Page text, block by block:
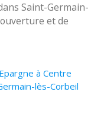
Saint-Germain-
et de
à Centre
lès-Corbeil